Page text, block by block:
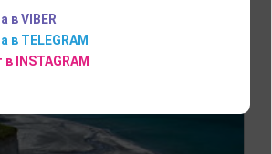
в VIBER
в TELEGRAM
INSTAGRAM